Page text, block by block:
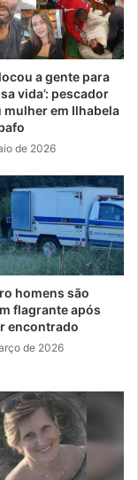
a gente para
vida’: pescador
mulher em Ilhabela
de 2026
homens são
flagrante após
encontrado
de 2026